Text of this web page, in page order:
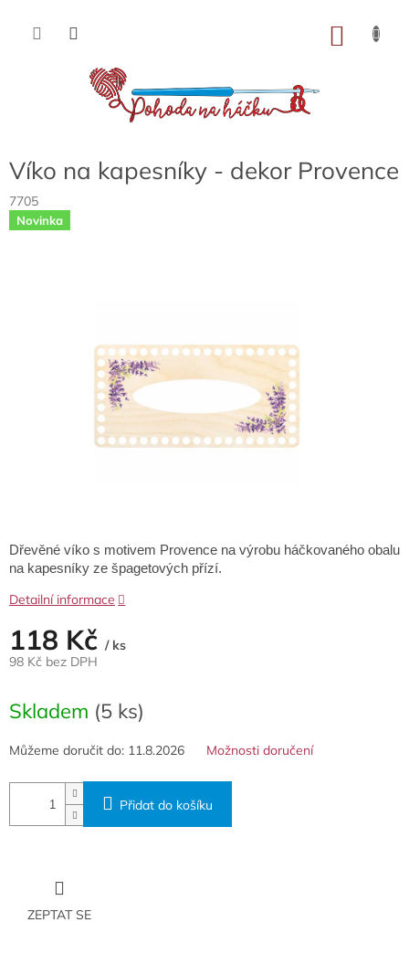
obsah
Víko na kapesníky - dekor Provence
7705
Novinka
118 Kč / ks
98 Kč bez DPH
cena:
Skladem (5 ks)
Můžeme doručit do: 11.8.2026 Možnosti doručení
Přidat do košíku
Dřevěné víko s motivem Provence na výrobu háčkovaného obalu
na kapesníky ze špagetových přízí.
Detailní informace
ZEPTAT SE